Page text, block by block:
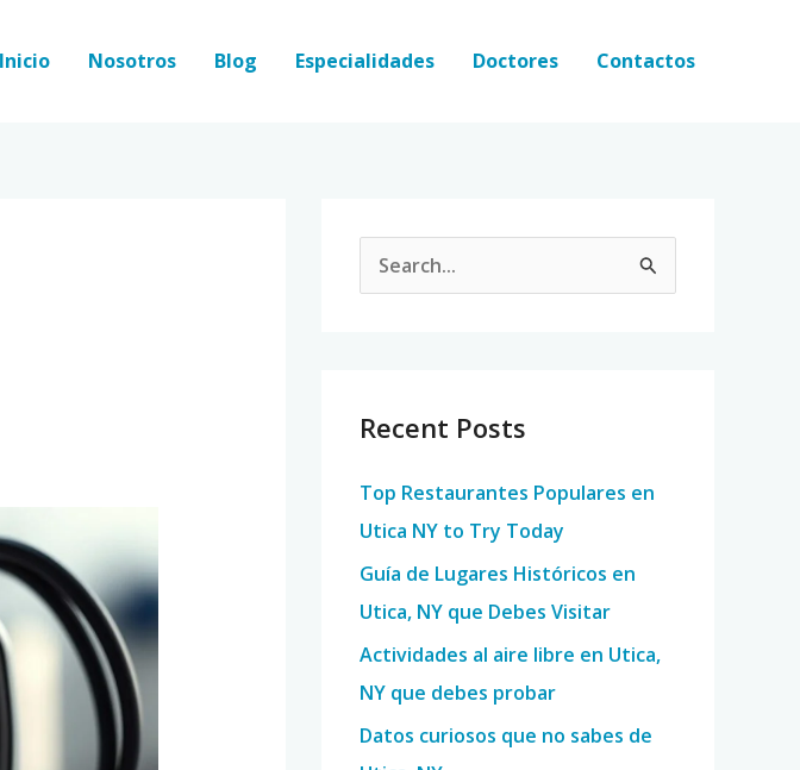
Inicio Nosotros Blog Especialidades Doctores Contactos
c
f
o
r
:
Recent Posts
Top Restaurantes Populares en
Utica NY to Try Today
Guía de Lugares Históricos en
Utica, NY que Debes Visitar
Actividades al aire libre en Utica,
NY que debes probar
Datos curiosos que no sabes de